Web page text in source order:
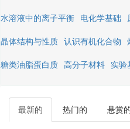
水溶液中的离子平衡 电化学基础
晶体结构与性质 认识有机化合物
糖类油脂蛋白质 高分子材料 实验
最新的 热门的 悬赏